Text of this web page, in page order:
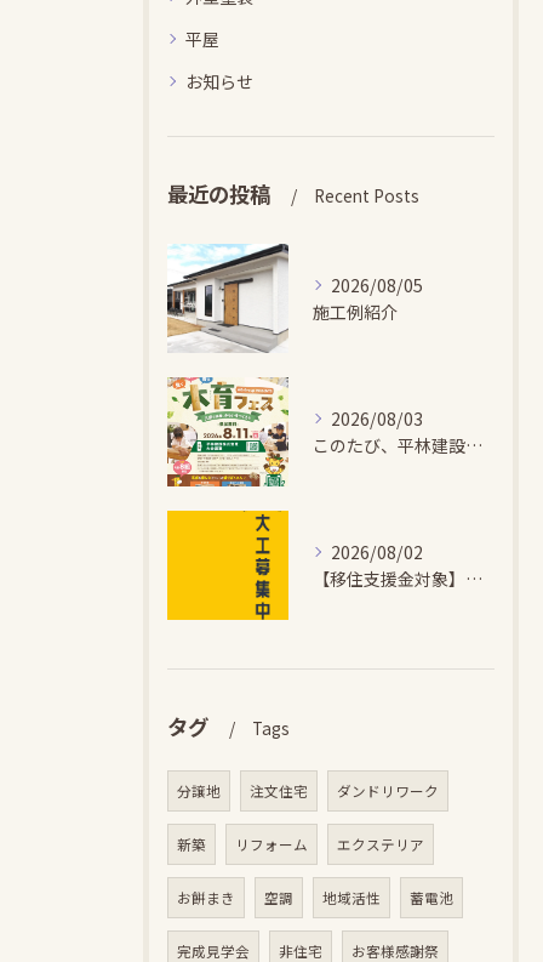
平屋
お知らせ
最近の投稿 Recent Posts
2026/08/05
施工例紹介
2026/08/03
このたび、平林建設では、お子さまが木とふれあい・木について学...
2026/08/02
【移住支援金対象】【未経験歓迎】大多喜町で「見えないところも...
タグ Tags
分譲地 注文住宅 ダンドリワーク
新築 リフォーム エクステリア
お餅まき 空調 地域活性 蓄電池
完成見学会 非住宅 お客様感謝祭